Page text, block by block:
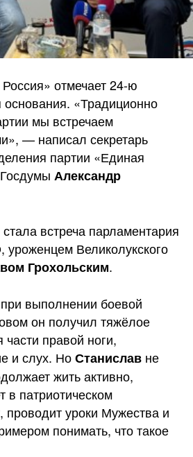
отмечает 24-ю
«Традиционно
мы встречаем
— написал секретарь
партии «Единая
Александр
встреча парламентария
уроженцем Великолукского
Грохольским.
выполнении боевой
он получил тяжёлое
правой ноги,
и слух. НоСтанислав не
жить активно,
в патриотическом
проводит уроки Мужества и
понимать, что такое